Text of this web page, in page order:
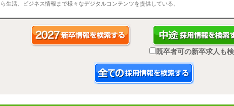
ら生活、ビジネス情報まで様々なデジタルコンテンツを提供している。
既卒者可の新卒求人も